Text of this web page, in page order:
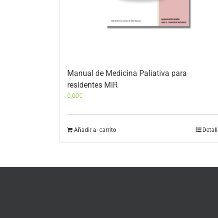
Manual de Medicina Paliativa para
residentes MIR
0,00€
Añadir al carrito